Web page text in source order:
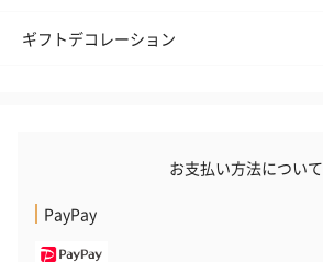
ギフトデコレーション
お支払い方法について
PayPay